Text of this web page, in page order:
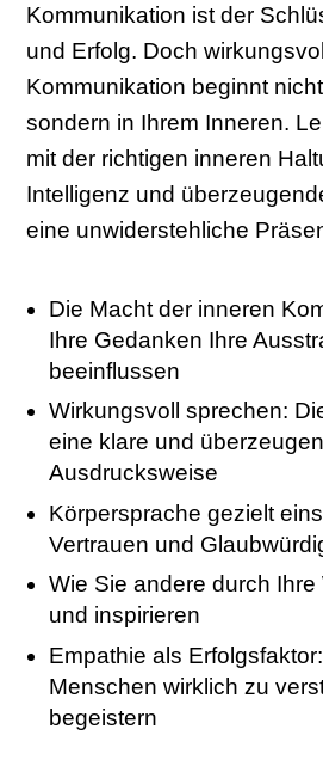
Kommunikation ist der
und Erfolg. Doch
Kommunikation beginnt
sondern in Ihrem Inneren.
mit der richtigen inneren
Intelligenz und
eine unwiderstehliche
Die Macht der inneren
Ihre Gedanken Ihre
beeinflussen
Wirkungsvoll sprechen:
eine klare und
Ausdrucksweise
Körpersprache gezielt
Vertrauen und
Wie Sie andere durch Ihre
und inspirieren
Empathie als
Menschen wirklich zu
begeistern